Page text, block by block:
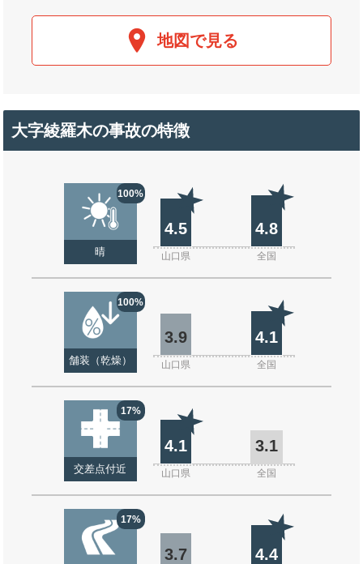
地図で見る
大字綾羅木の事故の特徴
100%
晴
4.5 4.8
山口県 全国
100%
舗装（乾燥）
3.9 4.1
山口県 全国
17%
交差点付近
4.1 3.1
山口県 全国
17%
3.7 4.4